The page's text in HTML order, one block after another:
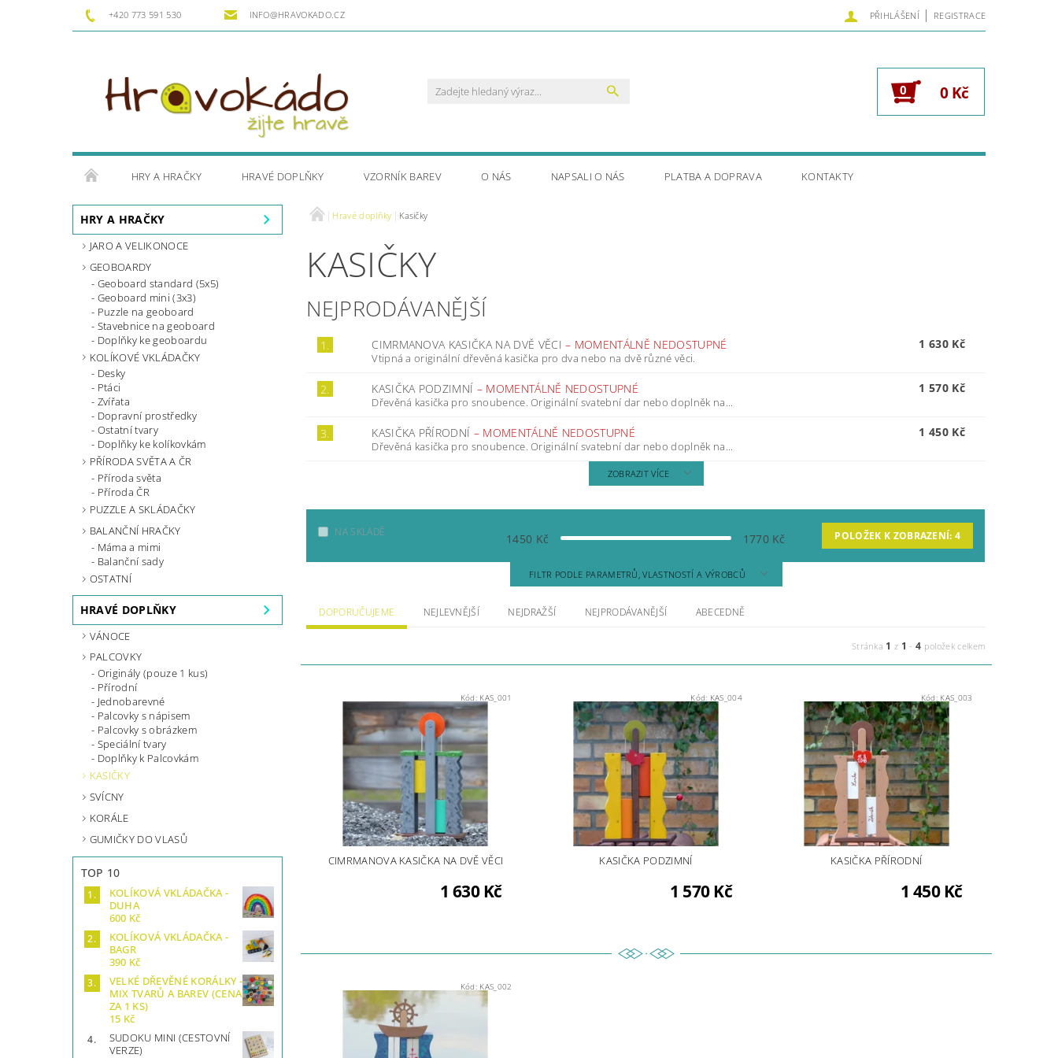
+420 773 591 530 INFO@HRAVOKADO.CZ PŘIHLÁŠENÍ | REGISTRACE
0 0 Kč
HRY A HRAČKY HRAVÉ DOPLŇKY VZORNÍK BAREV O NÁS NAPSALI O NÁS PLATBA A DOPRAVA KONTAKTY
HRY A HRAČKY
JARO A VELIKONOCE
GEOBOARDY
Geoboard standard (5x5)
Geoboard mini (3x3)
Puzzle na geoboard
Stavebnice na geoboard
Doplňky ke geoboardu
KOLÍKOVÉ VKLÁDAČKY
Desky
Ptáci
Zvířata
Dopravní prostředky
Ostatní tvary
Doplňky ke kolíkovkám
PŘÍRODA SVĚTA A ČR
Příroda světa
Příroda ČR
PUZZLE A SKLÁDAČKY
BALANČNÍ HRAČKY
Máma a mimi
Balanční sady
OSTATNÍ
HRAVÉ DOPLŇKY
VÁNOCE
PALCOVKY
Originály (pouze 1 kus)
Přírodní
Jednobarevné
Palcovky s nápisem
Palcovky s obrázkem
Speciální tvary
Doplňky k Palcovkám
KASIČKY
SVÍCNY
KORÁLE
GUMIČKY DO VLASŮ
TOP 10
KOLÍKOVÁ VKLÁDAČKA -
DUHA
600 Kč
KOLÍKOVÁ VKLÁDAČKA -
BAGR
390 Kč
VELKÉ DŘEVĚNÉ KORÁLKY -
MIX TVARŮ A BAREV (CENA
ZA 1 KS)
15 Kč
SUDOKU MINI (CESTOVNÍ
VERZE)
Hravé doplňky Kasičky
KASIČKY
NEJPRODÁVANĚJŠÍ
1. CIMRMANOVA KASIČKA NA DVĚ VĚCI– MOMENTÁLNĚ NEDOSTUPNÉ
Vtipná a originální dřevěná kasička pro dva nebo na dvě různé věci.
1 630 Kč
2. KASIČKA PODZIMNÍ – MOMENTÁLNĚ NEDOSTUPNÉ
Dřevěná kasička pro snoubence. Originální svatební dar nebo doplněk na...
1 570 Kč
3. KASIČKA PŘÍRODNÍ – MOMENTÁLNĚ NEDOSTUPNÉ
Dřevěná kasička pro snoubence. Originální svatební dar nebo doplněk na...
1 450 Kč
ZOBRAZIT VÍCE
NA SKLADĚ 1450 Kč 1770Kč POLOŽEK K ZOBRAZENÍ:4
FILTR PODLE PARAMETRŮ, VLASTNOSTÍ A VÝROBCŮ
DOPORUČUJEME NEJLEVNĚJŠÍ NEJDRAŽŠÍ NEJPRODÁVANĚJŠÍ ABECEDNĚ
Stránka 1 z 1 -4 položek celkem
Kód: KAS_001
CIMRMANOVA KASIČKA NA DVĚ VĚCI
1 630 Kč
Kód: KAS_004
KASIČKA PODZIMNÍ
1 570 Kč
Kód: KAS_003
KASIČKA PŘÍRODNÍ
1 450 Kč
Kód: KAS_002